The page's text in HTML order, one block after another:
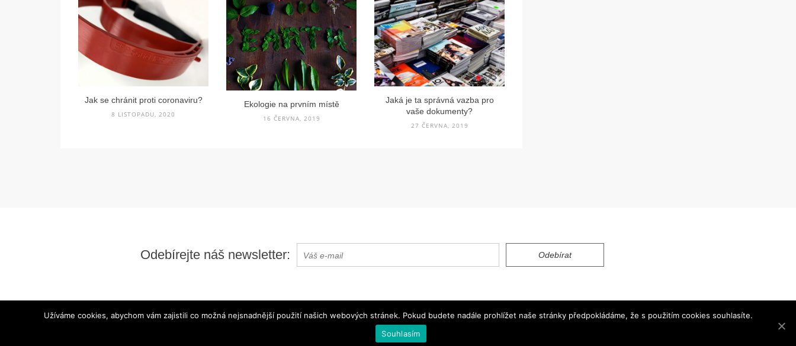
Jak se chránit proti coronaviru?
8 LISTOPADU, 2020
Ekologie na prvním místě
16 ČERVNA, 2019
Jaká je ta správná vazba pro
vaše dokumenty?
27 ČERVNA, 2019
Odebírejte náš newsletter:
Užíváme cookies, abychom vám zajistili co možná nejsnadnější použití našich webových stránek. Pokud budete nadále prohlížet naše stránky předpokládáme, že s použitím cookies souhlasíte.
Souhlasím